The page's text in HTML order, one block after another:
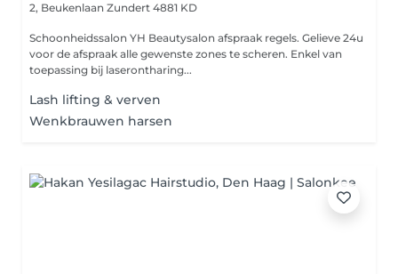
2, Beukenlaan Zundert 4881 KD
Schoonheidssalon YH Beautysalon afspraak regels. Gelieve 24u
voor de afspraak alle gewenste zones te scheren. Enkel van
toepassing bij laserontharing...
Lash lifting & verven
Wenkbrauwen harsen